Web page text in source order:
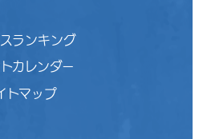
ランキング
カレンダー
トマップ